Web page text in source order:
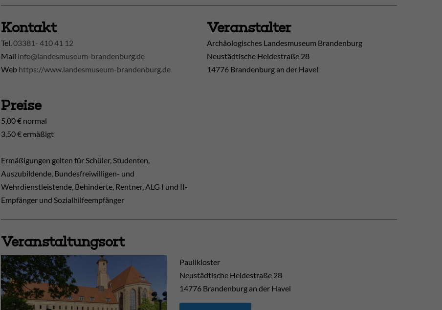
Kontakt
Tel. 03381- 410 41 12
Mail info@landesmuseum-brandenburg.de
Web https://www.landesmuseum-brandenburg.de
Veranstalter
Archäologisches Landesmuseum Brandenburg
Neustädtische Heidestraße 28
14776 Brandenburg an der Havel
Preise
5,00 € normal
3,50 € ermäßigt
Ermäßigungen gelten für Schüler, Studenten,
Auszubildende, Bundesfreiwilligen- und
Wehrdienstleistende, Behinderte, Rentner, ALG I und II-
Empfänger und Sozialhilfeempfänger
Veranstaltungsort
Paulikloster
Neustädtische Heidestraße 28
14776 Brandenburg an der Havel